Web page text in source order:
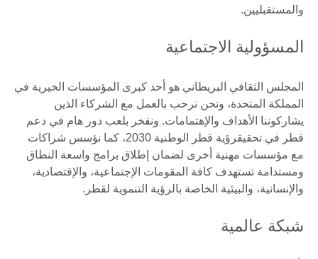
والمستقبليين.
المسؤولية الاجتماعية
المجلس الثقافي البريطاني هو أحد كبرى المؤسسات الخيرية في
المملكة المتحدة، ونحن نرحب بالعمل مع الشركاء الذين
يشاركوننا الأهداف والإهتمامات. ونفخر بلعب دور هام في دعم
قطر في تحقيقرؤية قطر الوطنية 2030، كما نؤسس شراكات
مع مؤسسات مهنية أخرى لضمان إطلاق برامج واسعة النطاق
ومستدامة تستهدف كافة المقومات الإجتماعية، والإقتصادية،
والإنسانية، والبيئية الخاصة بالرؤية التنموية لقطر.
شبكة عالمية